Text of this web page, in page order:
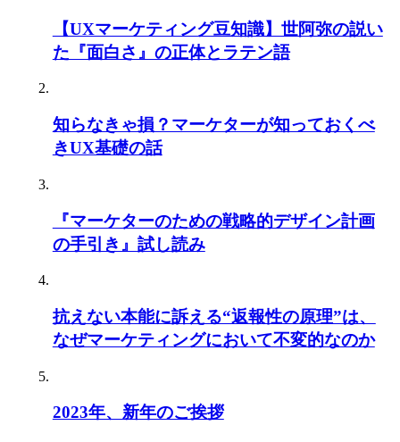
【UXマーケティング豆知識】世阿弥の説い
た『面白さ』の正体とラテン語
知らなきゃ損？マーケターが知っておくべ
きUX基礎の話
『マーケターのための戦略的デザイン計画
の手引き』試し読み
抗えない本能に訴える“返報性の原理”は、
なぜマーケティングにおいて不変的なのか
2023年、新年のご挨拶